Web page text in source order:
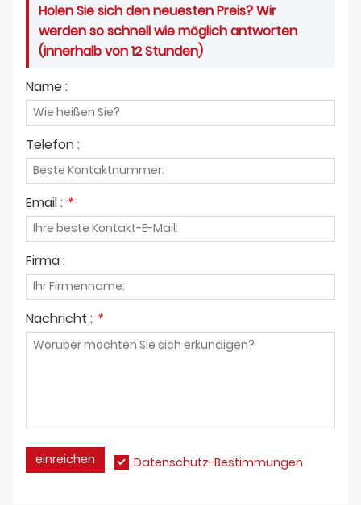
Holen Sie sich den neuesten Preis? Wir
werden so schnell wie möglich antworten
(innerhalb von 12 Stunden)
Name :
Telefon :
Email : *
Firma :
Nachricht : *
einreichen Datenschutz-Bestimmungen